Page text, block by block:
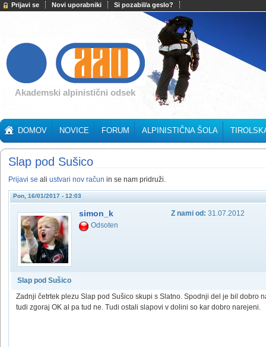
Prijavi se Novi uporabniki Si pozabil/a geslo?
Akademski alpinistični odsek
DOMOV NOVICE FORUM ALPINISTIČNA ŠOLA
Slap pod Sušico
Prijavi se ali ustvari nov račun in se nam pridruži.
Pon, 16/01/2017 - 12:03
simon_k
Odsoten
Z nami od: 31.07.2012
Slap pod Sušico
Zadnji četrtek plezu Slap pod Sušico skupi s Slatno. Spodnji del je bil dobro
tudi zgoraj OK al pa tud ne. Tudi ostali slapovi v dolini so kar dobro narejeni.